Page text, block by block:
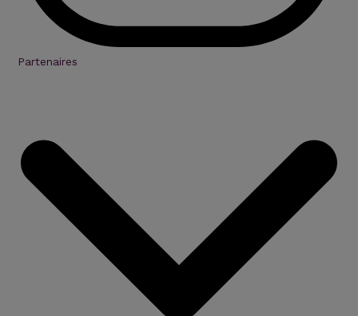
Partenaires